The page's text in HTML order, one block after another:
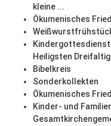
kleine ...
Ökumenisches
Kindergottesdienst
Heiligsten
Bibelkreis
Sonderkollekten
Ökumenisches
Kinder- und